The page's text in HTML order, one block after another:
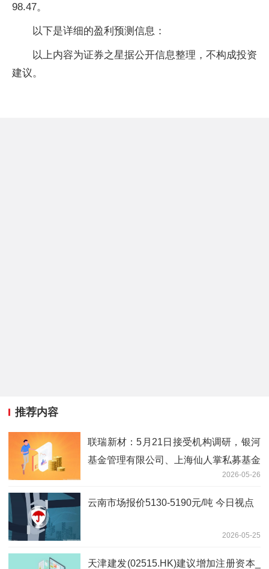
98.47。
以下是详细的盈利预测信息：
以上内容为证券之星据公开信息整理，不构成投资
建议。
推荐内容
联瑞新材：5月21日接受机构调研，银河
基金管理有限公司、上海仙人掌私募基金
管理合伙企业(有限合伙)等多家机构参与
2026-05-26
云南市场报价5130-5190元/吨 今日视点
2026-05-25
天津建发(02515.HK)建议增加注册资本_